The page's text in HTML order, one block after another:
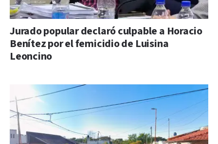
Jurado popular declaró culpable a Horacio
Benítez por el femicidio de Luisina
Leoncino